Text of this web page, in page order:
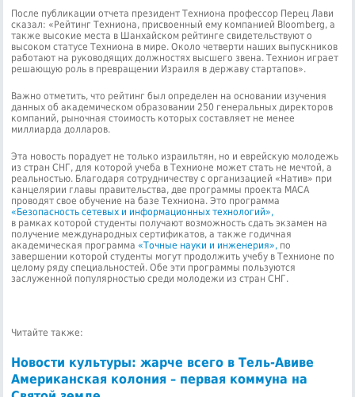
После публикации отчета президент Техниона профессор Перец Лави
сказал: «Рейтинг Техниона, присвоенный ему компанией Bloomberg, а
также высокие места в Шанхайском рейтинге свидетельствуют о
высоком статусе Техниона в мире. Около четверти наших выпускников
работают на руководящих должностях высшего звена. Технион играет
решающую роль в превращении Израиля в державу стартапов».
Важно отметить, что рейтинг был определен на основании изучения
данных об академическом образовании 250 генеральных директоров
компаний, рыночная стоимость которых составляет не менее
миллиарда долларов.
Эта новость порадует не только израильтян, но и еврейскую молодежь
из стран СНГ, для которой учеба в Технионе может стать не мечтой, а
реальностью. Благодаря сотрудничеству с организацией «Натив» при
канцелярии главы правительства, две программы проекта МАСА
проводят свое обучение на базе Техниона. Это программа
«Безопасность сетевых и информационных технологий»,
в рамках которой студенты получают возможность сдать экзамен на
получение международных сертификатов, а также годичная
академическая программа«Точные науки и инженерия», по
завершении которой студенты могут продолжить учебу в Технионе по
целому ряду специальностей. Обе эти программы пользуются
заслуженной популярностью среди молодежи из стран СНГ.
Читайте также:
Новости культуры: жарче всего в Тель-Авиве
Американская колония – первая коммуна на